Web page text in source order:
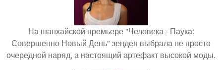
На шанхайской премьере "Человека - Паука:
Совершенно Новый День" зендея выбрала не просто
очередной наряд, а настоящий артефакт высокой моды.